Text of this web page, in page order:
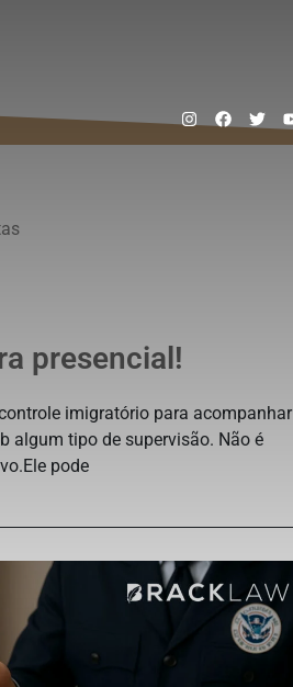
presencial!
imigratório para acompanhar
algum tipo de supervisão. Não é
pode